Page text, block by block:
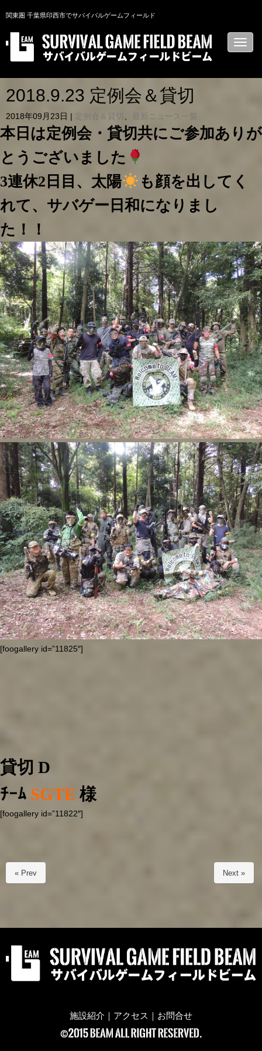
関東圏 千葉県印西市でサバイバルゲームフィールド
N
a
g
n
2018.9.23 定例会＆貸切
2018年09月23日 定例会＆貸切 、 最新ニュース一覧
本日は定例会・貸切共にご参加ありが
とうございました
3連休2日目、太陽
も顔を出してく
れて、サバゲー日和になりまし
た！！
[foogallery id=”11825″]
貸切 D
ﾁｰﾑ SGTE 様
[foogallery id=”11822″]
« Prev Next »
施設紹介 ｜ アクセス ｜ お問合せ